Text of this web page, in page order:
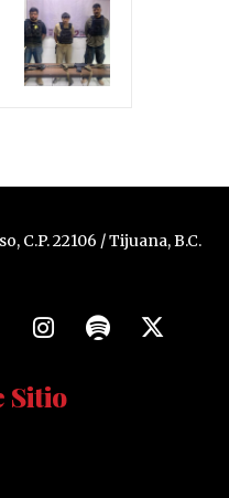
C.P. 22106 / Tijuana, B.C.
Sitio